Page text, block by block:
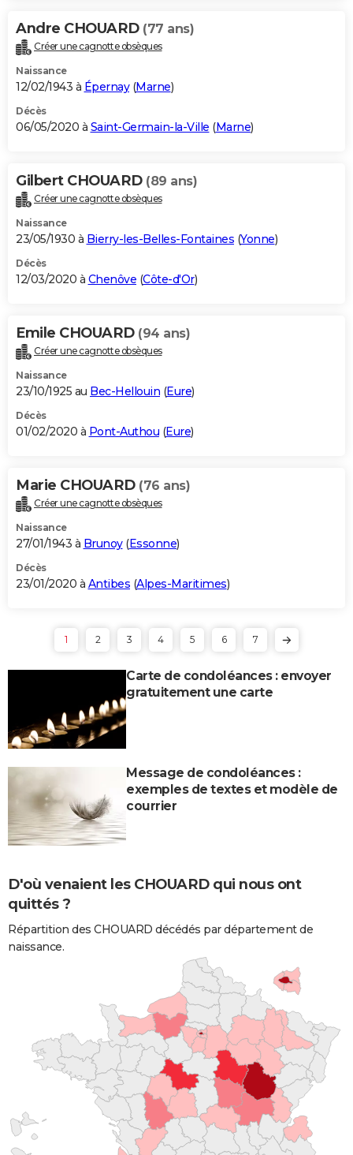
Andre CHOUARD (77 ans)
Créer une cagnotte obsèques
Naissance
12/02/1943 à Épernay(Marne)
Décès
06/05/2020 à Saint-Germain-la-Ville (Marne)
Gilbert CHOUARD (89 ans)
Créer une cagnotte obsèques
Naissance
23/05/1930 à Bierry-les-Belles-Fontaines (Yonne)
Décès
12/03/2020 à Chenôve (Côte-d'Or)
Emile CHOUARD (94 ans)
Créer une cagnotte obsèques
Naissance
23/10/1925 au Bec-Hellouin (Eure)
Décès
01/02/2020 à Pont-Authou (Eure)
Marie CHOUARD (76 ans)
Créer une cagnotte obsèques
Naissance
27/01/1943 à Brunoy(Essonne)
Décès
23/01/2020 à Antibes (Alpes-Maritimes)
1 2 3 4 5 6 7
Carte de condoléances : envoyer
gratuitement une carte
Message de condoléances :
exemples de textes et modèle de
courrier
D'où venaient les CHOUARD qui nous ont
quittés ?
Répartition des CHOUARD décédés par département de
naissance.